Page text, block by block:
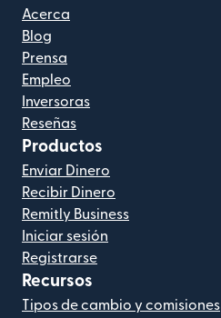
Acerca
Blog
Prensa
Empleo
Inversoras
Reseñas
Productos
Enviar Dinero
Recibir Dinero
Remitly Business
Iniciar sesión
Registrarse
Recursos
Tipos de cambio y comisiones